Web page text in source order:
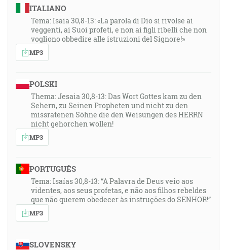
ITALIANO
Tema: Isaia 30,8-13: «La parola di Dio si rivolse ai
veggenti, ai Suoi profeti, e non ai figli ribelli che non
vogliono obbedire alle istruzioni del Signore!»
MP3
POLSKI
Thema: Jesaia 30,8-13: Das Wort Gottes kam zu den
Sehern, zu Seinen Propheten und nicht zu den
missratenen Söhne die den Weisungen des HERRN
nicht gehorchen wollen!
MP3
PORTUGUÊS
Tema: Isaías 30,8-13: “A Palavra de Deus veio aos
videntes, aos seus profetas, e não aos filhos rebeldes
que não querem obedecer às instruções do SENHOR!”
MP3
SLOVENSKY